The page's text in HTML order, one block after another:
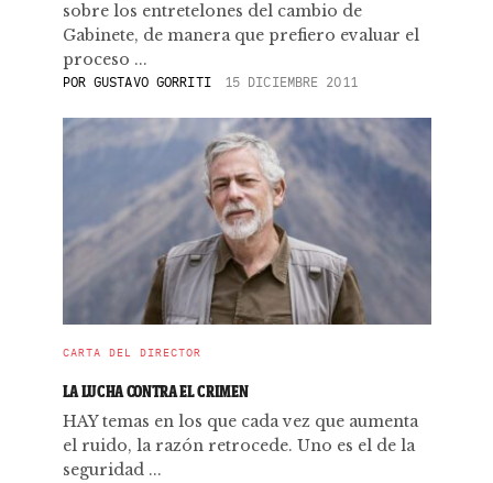
sobre los entretelones del cambio de
Gabinete, de manera que prefiero evaluar el
proceso ...
POR GUSTAVO GORRITI 15 DICIEMBRE 2011
CARTA DEL DIRECTOR
LA LUCHA CONTRA EL CRIMEN
HAY temas en los que cada vez que aumenta
el ruido, la razón retrocede. Uno es el de la
seguridad ...